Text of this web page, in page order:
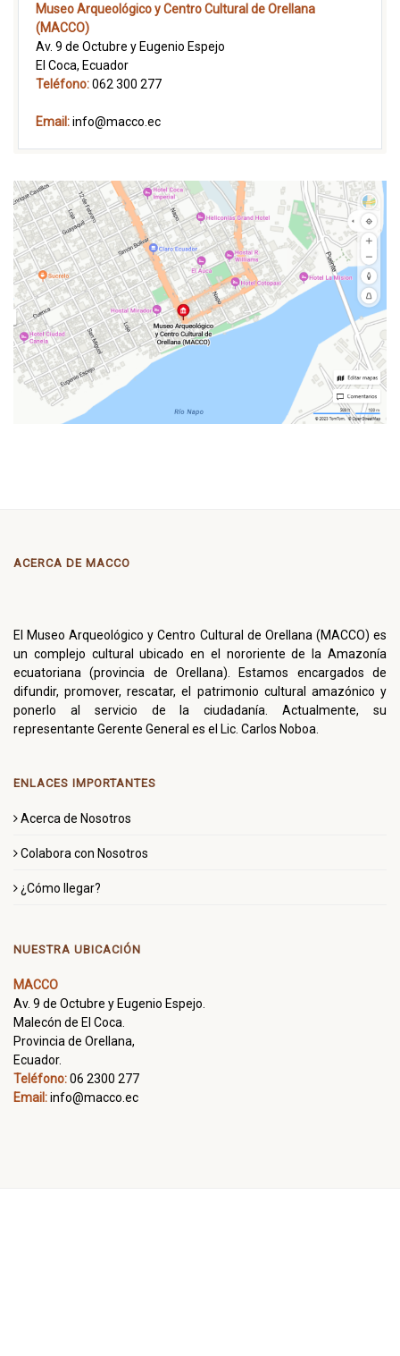
Museo Arqueológico y Centro Cultural de Orellana
(MACCO)
Av. 9 de Octubre y Eugenio Espejo
El Coca, Ecuador
Teléfono:062 300 277
Email:info@macco.ec
ACERCA DE MACCO
El Museo Arqueológico y Centro Cultural de Orellana (MACCO) es
un complejo cultural ubicado en el nororiente de la Amazonía
ecuatoriana (provincia de Orellana). Estamos encargados de
difundir, promover, rescatar, el patrimonio cultural amazónico y
ponerlo al servicio de la ciudadanía. Actualmente, su
representante Gerente General es el Lic. Carlos Noboa.
ENLACES IMPORTANTES
Acerca de Nosotros
Colabora con Nosotros
¿Cómo llegar?
NUESTRA UBICACIÓN
MACCO
Av. 9 de Octubre y Eugenio Espejo.
Malecón de El Coca.
Provincia de Orellana,
Ecuador.
Teléfono:06 2300 277
Email:info@macco.ec